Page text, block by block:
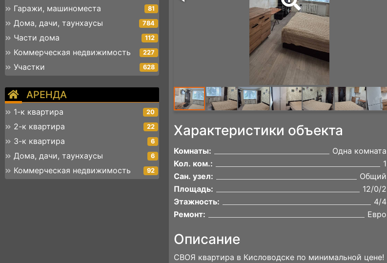
Гаражи, машиноместа 81
Дома, дачи, таунхаусы 784
Части дома 112
Коммерческая недвижимость 227
Участки 628
АРЕНДА
1-к квартира 20
2-к квартира 22
3-к квартира 6
Дома, дачи, таунхаусы 6
Коммерческая недвижимость 92
Характеристики объекта
Комнаты:
Одна комната
Кол. ком.:
1
Сан. узел:
Общий
Площадь:
12/0/2
Этажность:
4/4
Ремонт:
Евро
Описание
СВОЯ квартира в Кисловодске по минимальной цене!